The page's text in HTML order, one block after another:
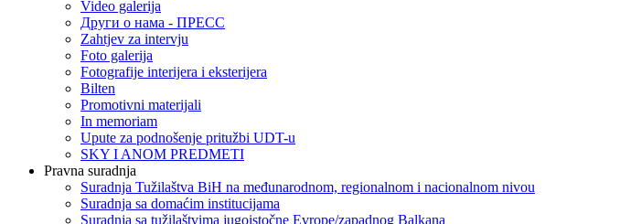
Video galerija
Други о нама - ПРЕСC
Zahtjev za intervju
Foto galerija
Fotografije interijera i eksterijera
Bilten
Promotivni materijali
In memoriam
Upute za podnošenje pritužbi UDT-u
SKY I ANOM PREDMETI
Pravna suradnja
Suradnja Tužilaštva BiH na međunarodnom, regionalnom i nacionalnom nivou
Suradnja sa domaćim institucijama
Suradnja sa tužilaštvima jugoistočne Evrope/zapadnog Balkana